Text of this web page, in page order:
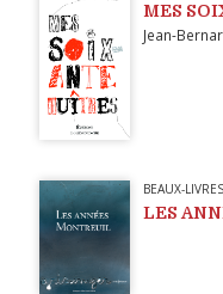
MES
Jean-
BEAUX-LIVRES
LES